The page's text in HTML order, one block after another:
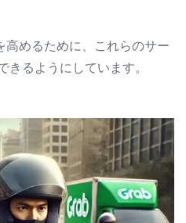
めるために、これらのサー
るようにしています。